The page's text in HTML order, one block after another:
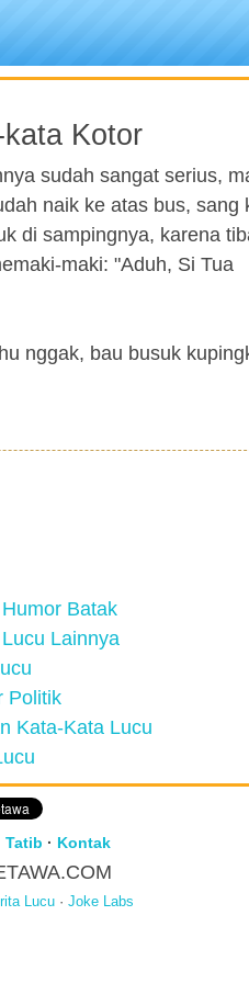
Kotor
sudah sangat serius,
naik ke atas bus, sang
di sampingnya, karena
maki: "Aduh, Si Tua
nggak, bau busuk
Batak
Lainnya
Politik
Kata-Kata Lucu
Tatib · Kontak
Lucu · Joke Labs